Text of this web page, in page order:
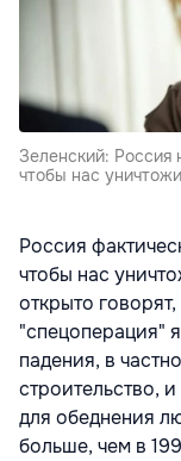
Зеленский: Россия
чтобы нас
Россия
чтобы нас
открыто
"спецоперация"
падения, в
строительство,
для обеднения
больше, чем в